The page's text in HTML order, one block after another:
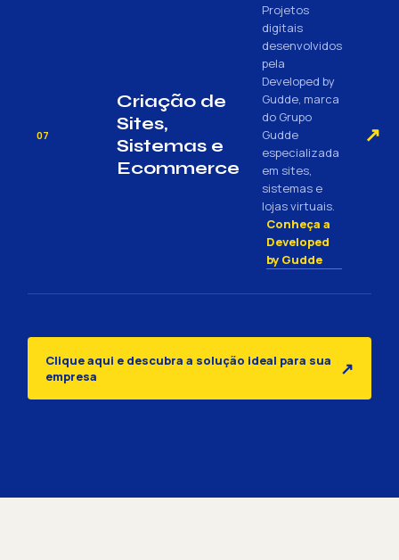
07
Criação de
Sites,
Sistemas e
Ecommerce
Projetos
digitais
desenvolvidos
pela
Developed by
Gudde, marca
do Grupo
Gudde
especializada
em sites,
sistemas e
lojas virtuais.
Conheça a
Developed
by Gudde
↗
Clique aqui e descubra a solução ideal para sua
empresa
↗